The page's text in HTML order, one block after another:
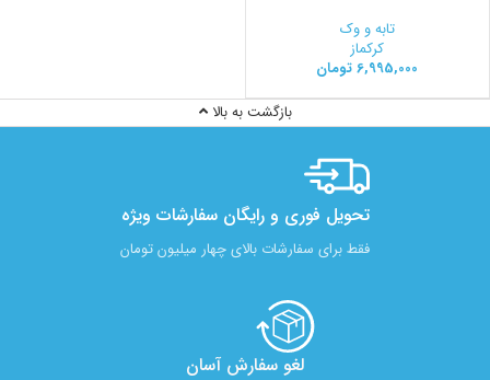
تابه و وک
کرکماز
6,995,000 تومان
بازگشت به بالا
تحویل فوری و رایگان سفارشات ویژه
فقط برای سفارشات بالای چهار میلیون تومان
لغو سفارش آسان​